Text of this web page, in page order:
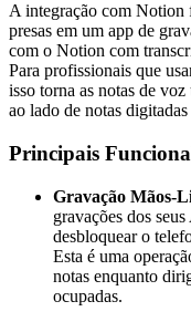
A integração com Notion
presas em um app de
com o Notion com
Para profissionais que
isso torna as notas de
ao lado de notas
Principais
Gravação Mãos-
gravações dos
desbloquear o
Esta é uma
notas enquanto
ocupadas.